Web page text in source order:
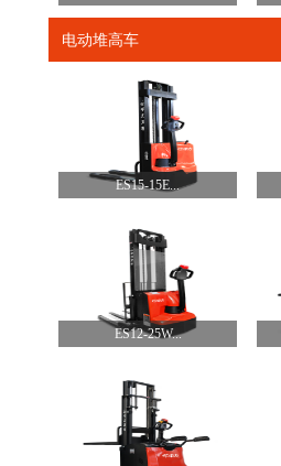
电动堆高车
ES15-15E...
ES12-25W...